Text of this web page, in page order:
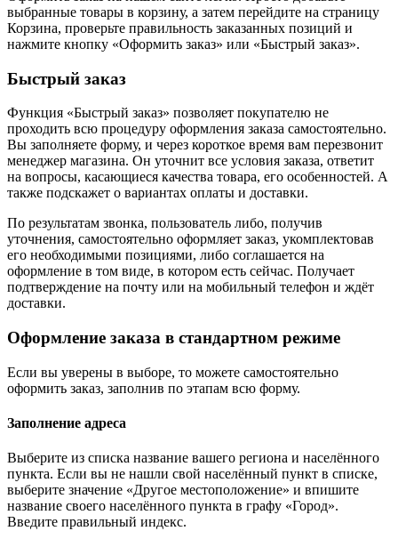
выбранные товары в корзину, а затем перейдите на страницу
Корзина, проверьте правильность заказанных позиций и
нажмите кнопку «Оформить заказ» или «Быстрый заказ».
Быстрый заказ
Функция «Быстрый заказ» позволяет покупателю не
проходить всю процедуру оформления заказа самостоятельно.
Вы заполняете форму, и через короткое время вам перезвонит
менеджер магазина. Он уточнит все условия заказа, ответит
на вопросы, касающиеся качества товара, его особенностей. А
также подскажет о вариантах оплаты и доставки.
По результатам звонка, пользователь либо, получив
уточнения, самостоятельно оформляет заказ, укомплектовав
его необходимыми позициями, либо соглашается на
оформление в том виде, в котором есть сейчас. Получает
подтверждение на почту или на мобильный телефон и ждёт
доставки.
Оформление заказа в стандартном режиме
Если вы уверены в выборе, то можете самостоятельно
оформить заказ, заполнив по этапам всю форму.
Заполнение адреса
Выберите из списка название вашего региона и населённого
пункта. Если вы не нашли свой населённый пункт в списке,
выберите значение «Другое местоположение» и впишите
название своего населённого пункта в графу «Город».
Введите правильный индекс.